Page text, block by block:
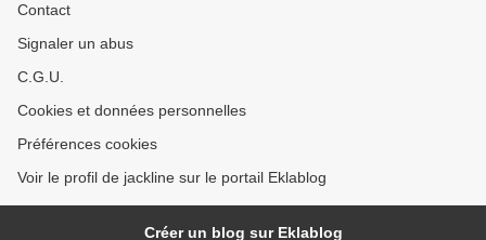
Contact
Signaler un abus
C.G.U.
Cookies et données personnelles
Préférences cookies
Voir le profil de jackline sur le portail Eklablog
Créer un blog sur Eklablog